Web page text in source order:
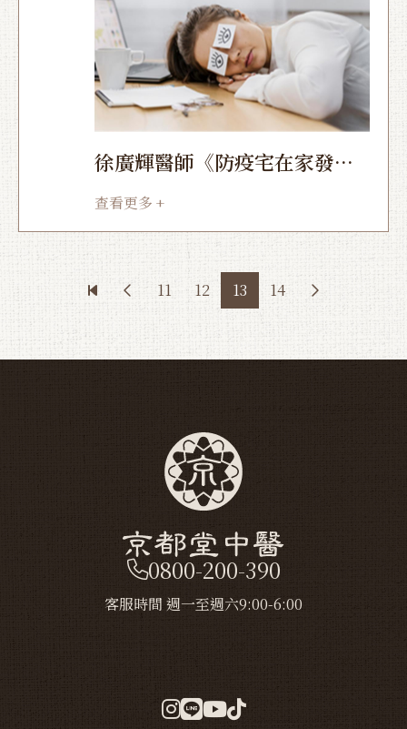
徐廣輝醫師《防疫宅在家發
胖，中醫強調先認清這點》
查看更多 +
11 12 13 14
0800-200-390
客服時間 週一至週六9:00-6:00